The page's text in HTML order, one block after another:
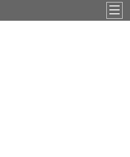
WEBSITE